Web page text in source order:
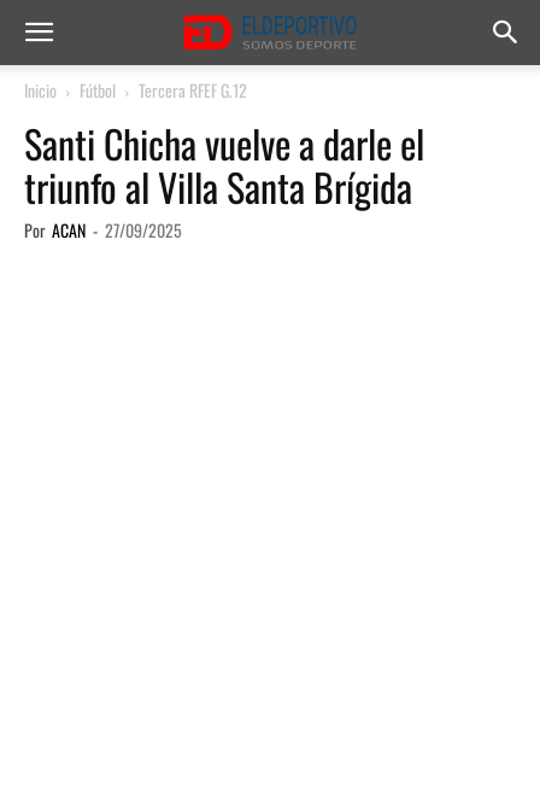
Inicio Fútbol Tercera RFEF G.12
Santi Chicha vuelve a darle el
triunfo al Villa Santa Brígida
Por ACAN - 27/09/2025